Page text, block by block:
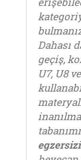
Dahası
geçiş,
U7, U8
egzersizi